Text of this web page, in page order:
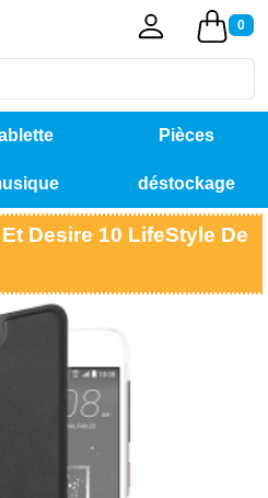
0
Pièces
détachées
déstockage
Desire 10 LifeStyle De